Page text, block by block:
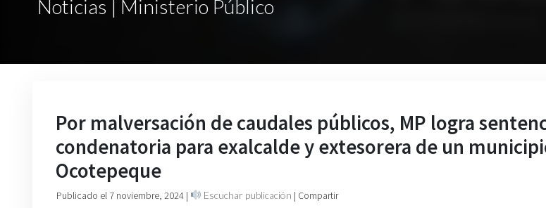
Noticias | Ministerio Público
Por malversación de caudales públicos, MP logra
condenatoria para exalcalde y extesorera de un
Ocotepeque
Publicado el 7 noviembre, 2024 | Escuchar publicación | Compartir